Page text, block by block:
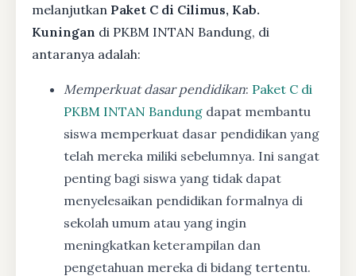
melanjutkan Paket C di Cilimus, Kab.
Kuningan di PKBM INTAN Bandung, di
antaranya adalah:
Memperkuat dasar pendidikan: Paket C di
PKBM INTAN Bandung dapat membantu
siswa memperkuat dasar pendidikan yang
telah mereka miliki sebelumnya. Ini sangat
penting bagi siswa yang tidak dapat
menyelesaikan pendidikan formalnya di
sekolah umum atau yang ingin
meningkatkan keterampilan dan
pengetahuan mereka di bidang tertentu.